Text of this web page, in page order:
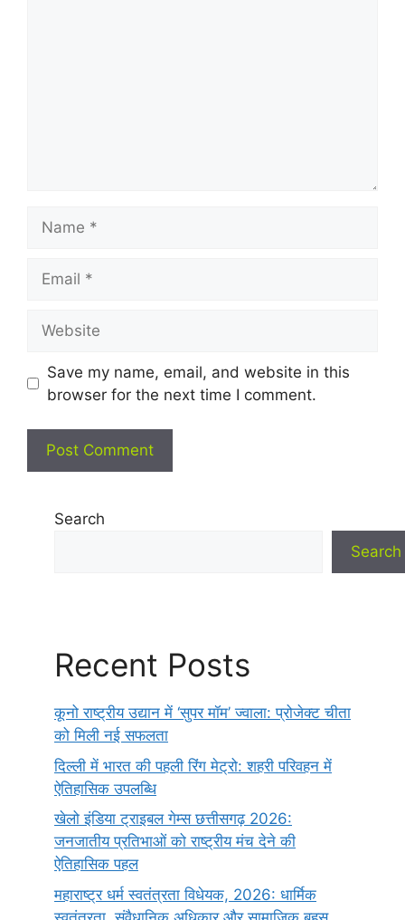
Save my name, email, and website in this
browser for the next time I comment.
Search
Search
Recent Posts
कूनो राष्ट्रीय उद्यान में ‘सुपर मॉम’ ज्वाला: प्रोजेक्ट चीता
को मिली नई सफलता
दिल्ली में भारत की पहली रिंग मेट्रो: शहरी परिवहन में
ऐतिहासिक उपलब्धि
खेलो इंडिया ट्राइबल गेम्स छत्तीसगढ़ 2026:
जनजातीय प्रतिभाओं को राष्ट्रीय मंच देने की
ऐतिहासिक पहल
महाराष्ट्र धर्म स्वतंत्रता विधेयक, 2026: धार्मिक